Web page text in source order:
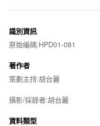
識別資訊
原始編碼:HPD01-081
著作者
策劃主持:胡台麗
攝影/採錄者:胡台麗
資料類型